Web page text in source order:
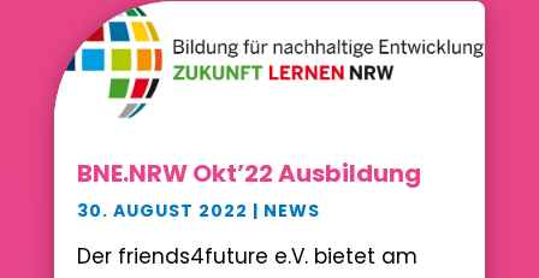
BNE.NRW Okt’22 Ausbildung
30. AUGUST 2022 | NEWS
Der friends4future e.V. bietet am